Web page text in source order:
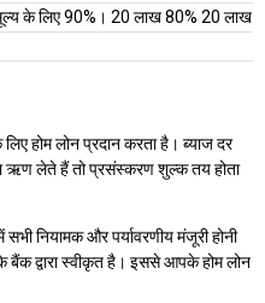
के लिए 90%। 20 लाख 80% 20
होम लोन प्रदान करता है। ब्याज दर
ऋण लेते हैं तो प्रसंस्करण शुल्क तय होता
नियामक और पर्यावरणीय मंजूरी होनी
द्वारा स्वीकृत है। इससे आपके होम लोन